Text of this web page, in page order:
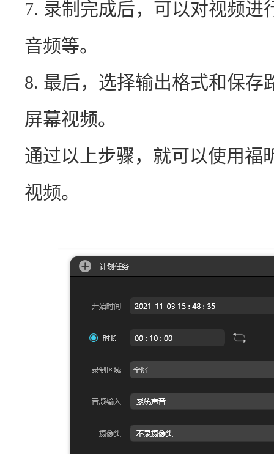
7. 录制完成后，可以对视频
音频等。
8. 最后，选择输出格式和保存
屏幕视频。
通过以上步骤，就可以使用福
视频。